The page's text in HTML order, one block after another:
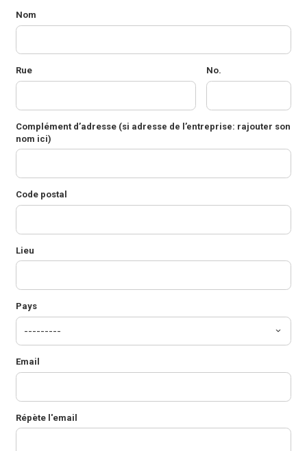
Nom
Rue No.
Complément d’adresse (si adresse de l’entreprise: rajouter son
nom ici)
Code postal
Lieu
Pays
Email
Répète l'email